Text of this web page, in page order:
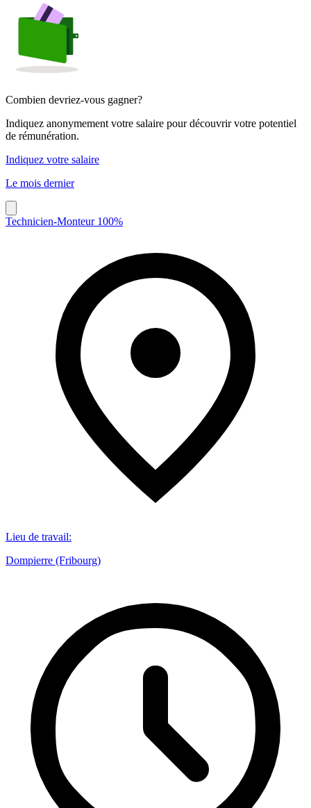
Combien devriez-vous gagner?
Indiquez anonymement votre salaire pour découvrir votre potentiel
de rémunération.
Indiquez votre salaire
Le mois dernier
Technicien-Monteur 100%
Lieu de travail:
Dompierre (Fribourg)